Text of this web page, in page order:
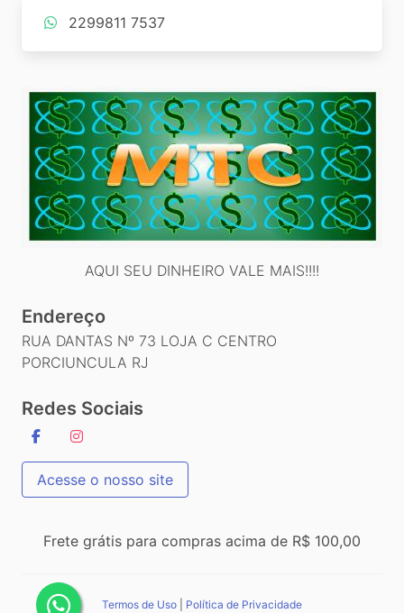
2299811 7537
AQUI SEU DINHEIRO VALE MAIS!!!!
Endereço
RUA DANTAS Nº 73 LOJA C CENTRO
PORCIUNCULA RJ
Redes Sociais
Acesse o nosso site
Frete grátis para compras acima de R$ 100,00
Termos de Uso Política de Privacidade